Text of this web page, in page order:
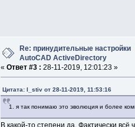
Re: принудительные настройки
AutoCAD ActiveDirectory
« Ответ #3 : 28-11-2019, 12:01:23 »
Цитата: I_stiv от 28-11-2019, 11:53:16
1. я так понимаю это эволюция и более